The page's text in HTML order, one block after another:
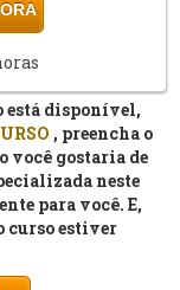
está disponível,
, preencha o
gostaria de
neste
para você. E,
curso estiver